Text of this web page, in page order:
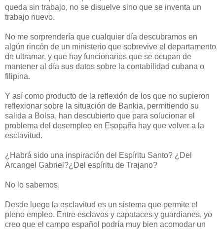
queda sin trabajo, no se disuelve sino que se inventa un
trabajo nuevo.
No me sorprendería que cualquier día descubramos en
algún rincón de un ministerio que sobrevive el departamento
de ultramar, y que hay funcionarios que se ocupan de
mantener al día sus datos sobre la contabilidad cubana o
filipina.
Y así como producto de la reflexión de los que no supieron
reflexionar sobre la situación de Bankia, permitiendo su
salida a Bolsa, han descubierto que para solucionar el
problema del desempleo en Esopaña hay que volver a la
esclavitud.
¿Habrá sido una inspiración del Espíritu Santo? ¿Del
Arcangel Gabriel?¿Del espíritu de Trajano?
No lo sabemos.
Desde luego la esclavitud es un sistema que permite el
pleno empleo. Entre esclavos y capataces y guardianes, yo
creo que el campo español podría muy bien acomodar un